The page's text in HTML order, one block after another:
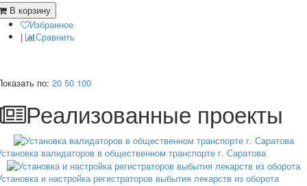
В корзину
Избранное
|
Сравнить
по: 20 50 100
Реализованные проекты
валидаторов в общественном транспорте г. Саратова
и настройка регистраторов выбытия лекарств из оборота